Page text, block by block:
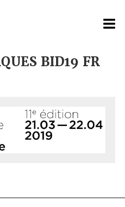
BID19 FR